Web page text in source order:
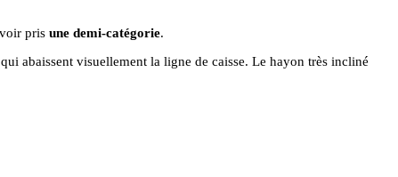
pris une demi-catégorie.
abaissent visuellement la ligne de caisse. Le hayon très incliné